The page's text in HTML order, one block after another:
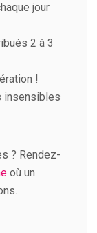
jour
2 à 3
!
insensibles
? Rendez-
où un